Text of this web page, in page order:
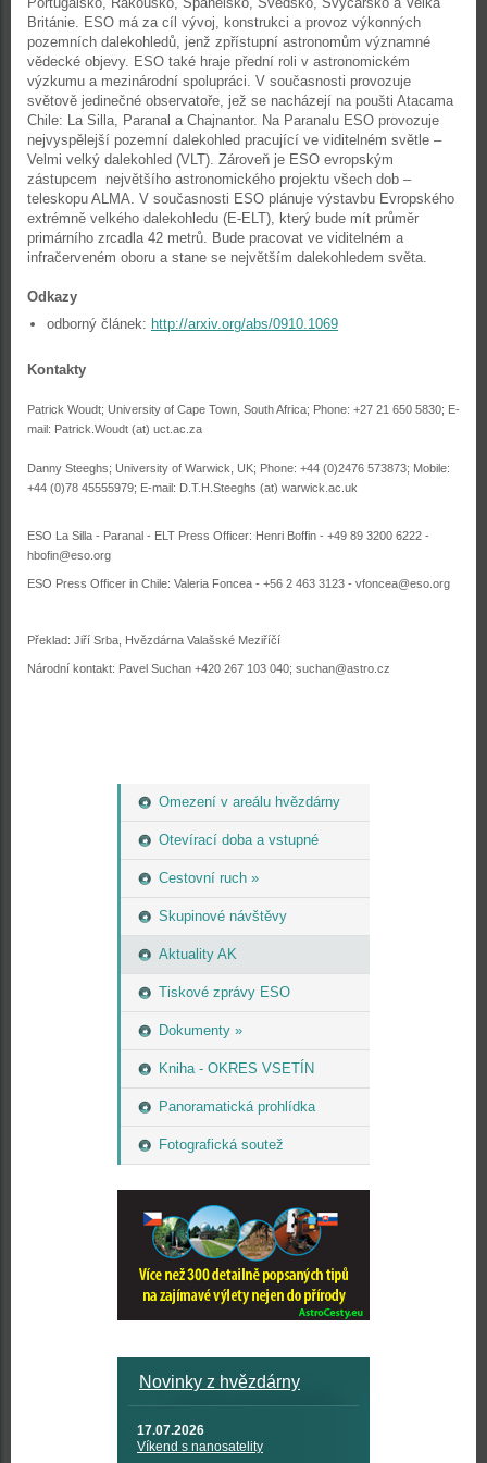
Omezení v areálu hvězdárny
Otevírací doba a vstupné
Cestovní ruch »
Skupinové návštěvy
Aktuality AK
Tiskové zprávy ESO
Dokumenty »
Kniha - OKRES VSETÍN
Panoramatická prohlídka
Fotografická soutež
Novinky z hvězdárny
17.07.2026
Víkend s nanosatelity
Británie. ESO má za cíl vývoj, konstrukci a provoz výkonných
pozemních dalekohledů, jenž zpřístupní astronomům významné
vědecké objevy. ESO také hraje přední roli v astronomickém
výzkumu a mezinárodní spolupráci. V současnosti provozuje
světově jedinečné observatoře, jež se nacházejí na poušti Atacama
Chile: La Silla, Paranal a Chajnantor. Na Paranalu ESO provozuje
nejvyspělejší pozemní dalekohled pracující ve viditelném světle –
Velmi velký dalekohled (VLT). Zároveň je ESO evropským
zástupcem největšího astronomického projektu všech dob –
teleskopu ALMA. V současnosti ESO plánuje výstavbu Evropského
extrémně velkého dalekohledu (E-ELT), který bude mít průměr
primárního zrcadla 42 metrů. Bude pracovat ve viditelném a
infračerveném oboru a stane se největším dalekohledem světa.
Odkazy
odborný článek: http://arxiv.org/abs/0910.1069
Kontakty
Patrick Woudt; University of Cape Town, South Africa; Phone: +27 21 650 5830; E-
mail: Patrick.Woudt (at) uct.ac.za
Danny Steeghs; University of Warwick, UK; Phone: +44 (0)2476 573873; Mobile:
+44 (0)78 45555979; E-mail: D.T.H.Steeghs (at) warwick.ac.uk
ESO La Silla - Paranal - ELT Press Officer: Henri Boffin - +49 89 3200 6222 -
hbofin@eso.org
ESO Press Officer in Chile: Valeria Foncea - +56 2 463 3123 - vfoncea@eso.org
Překlad: Jiří Srba, Hvězdárna Valašské Meziříčí
Národní kontakt: Pavel Suchan +420 267 103 040; suchan@astro.cz